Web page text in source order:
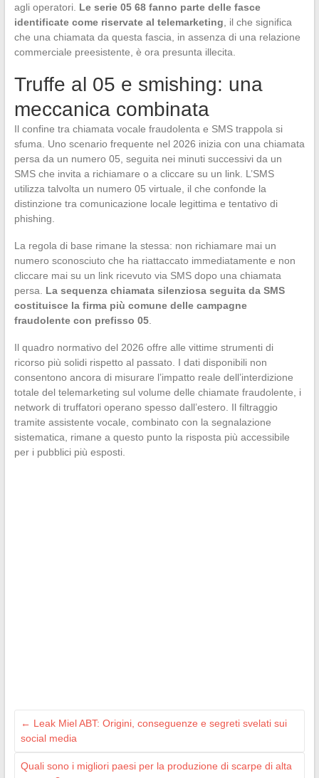
agli operatori. Le serie 05 68 fanno parte delle fasce
identificate come riservate al telemarketing , il che significa
che una chiamata da questa fascia, in assenza di una relazione
commerciale preesistente, è ora presunta illecita.
Truffe al 05 e smishing: una
meccanica combinata
Il confine tra chiamata vocale fraudolenta e SMS trappola si
sfuma. Uno scenario frequente nel 2026 inizia con una chiamata
persa da un numero 05, seguita nei minuti successivi da un
SMS che invita a richiamare o a cliccare su un link. L’SMS
utilizza talvolta un numero 05 virtuale, il che confonde la
distinzione tra comunicazione locale legittima e tentativo di
phishing.
La regola di base rimane la stessa: non richiamare mai un
numero sconosciuto che ha riattaccato immediatamente e non
cliccare mai su un link ricevuto via SMS dopo una chiamata
persa. La sequenza chiamata silenziosa seguita da SMS
costituisce la firma più comune delle campagne
fraudolente con prefisso 05.
Il quadro normativo del 2026 offre alle vittime strumenti di
ricorso più solidi rispetto al passato. I dati disponibili non
consentono ancora di misurare l’impatto reale dell’interdizione
totale del telemarketing sul volume delle chiamate fraudolente, i
network di truffatori operano spesso dall’estero. Il filtraggio
tramite assistente vocale, combinato con la segnalazione
sistematica, rimane a questo punto la risposta più accessibile
per i pubblici più esposti.
← Leak Miel ABT: Origini, conseguenze e segreti svelati sui
social media
Quali sono i migliori paesi per la produzione di scarpe di alta